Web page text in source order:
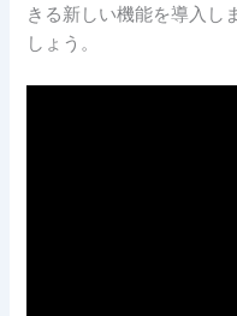
きる新しい機能を導入し
しょう。